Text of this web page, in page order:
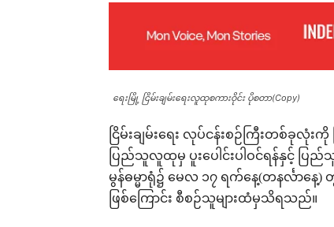
ရေးမြို့ ငြိမ်းချမ်းရေးလူထုစကားဝိုင်း ပိုစတာ(Copy)
ငြိမ်းချမ်းရေး လုပ်ငန်းစဉ်ကြီးတစ်ခုလုံ
ပြည်သူလူထုမှ ပူးပေါင်းပါဝင်ရန်နှင့် ပြ
မွန်ဓမ္မာရုံ၌ မေလ ၁၇ ရက်နေ့(တနင်္လာနေ့
ဖြစ်ကြောင်း စီစဉ်သူများထံမှသိရသည်။